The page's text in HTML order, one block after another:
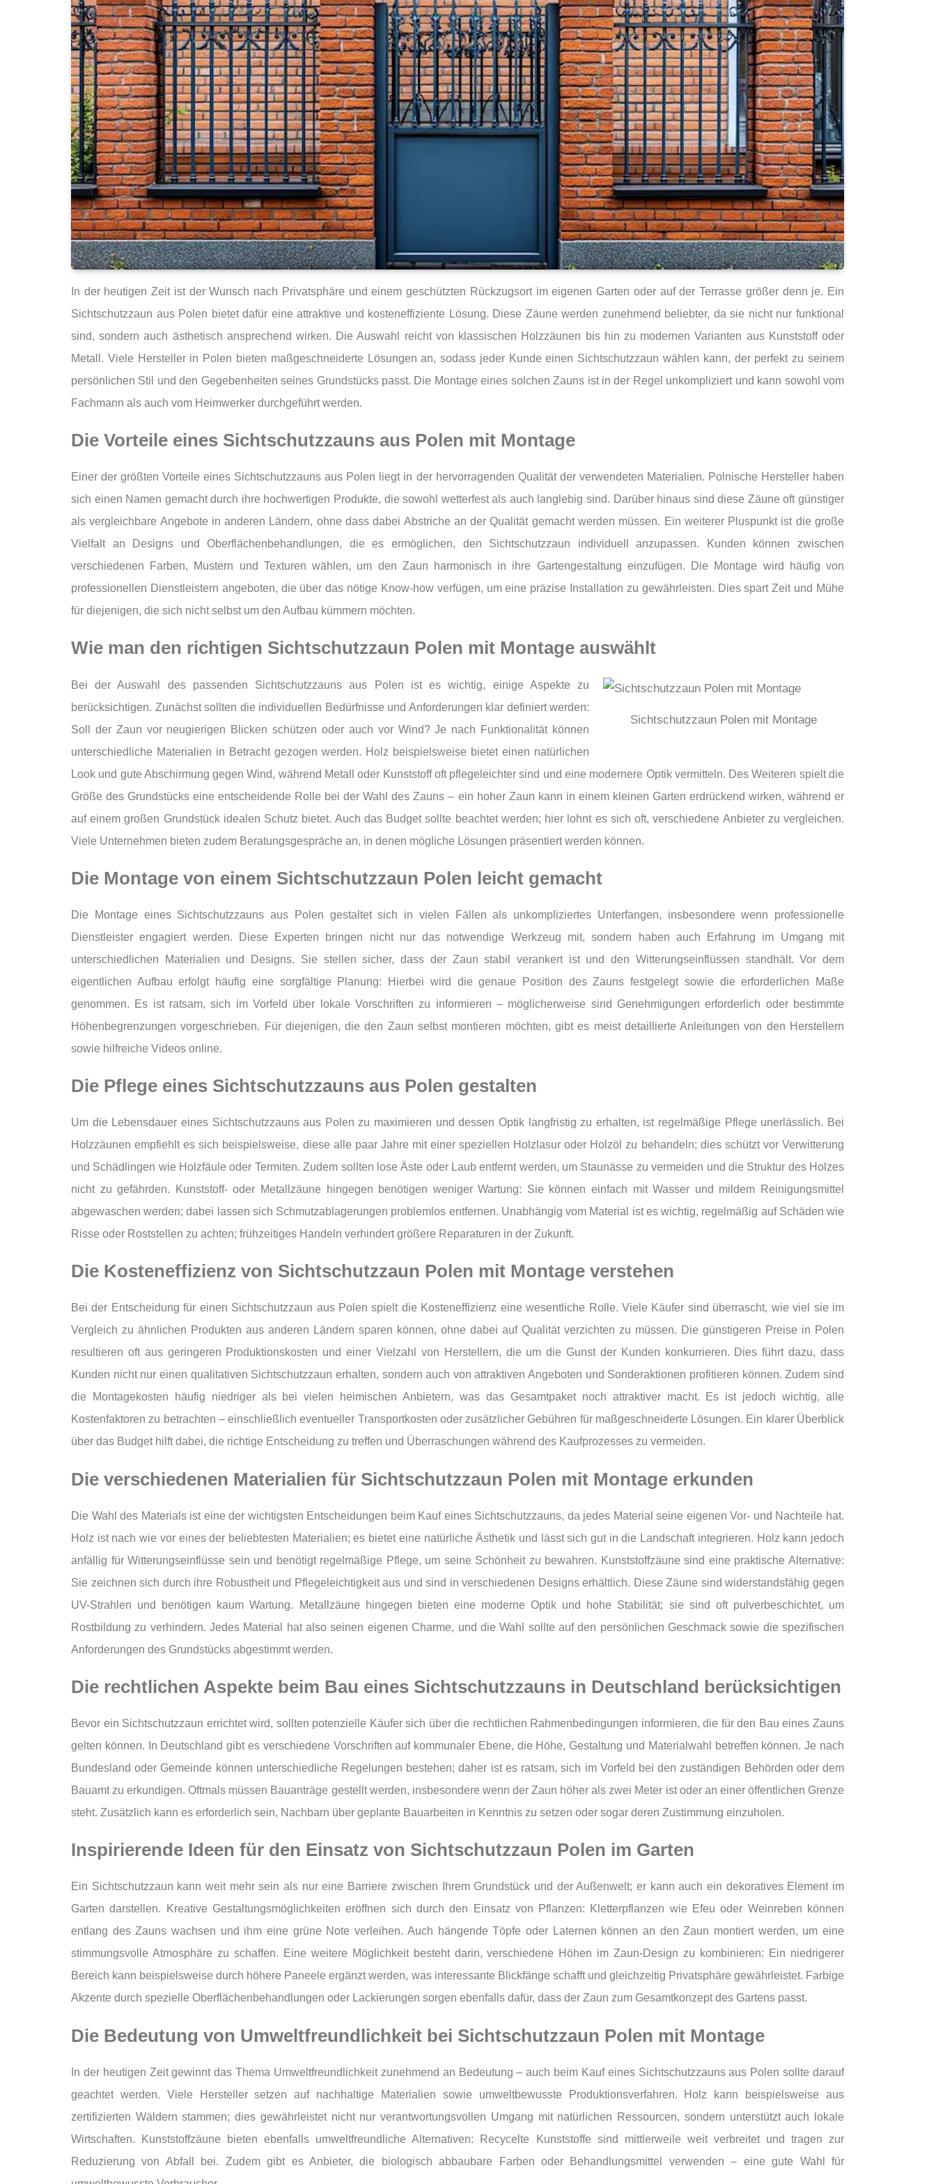
In der heutigen Zeit ist der Wunsch nach Privatsphäre und einem geschützten Rückzugsort im eigenen Garten oder auf der Terrasse größer denn je. Ein
Sichtschutzzaun aus Polen bietet dafür eine attraktive und kosteneffiziente Lösung. Diese Zäune werden zunehmend beliebter, da sie nicht nur funktional
sind, sondern auch ästhetisch ansprechend wirken. Die Auswahl reicht von klassischen Holzzäunen bis hin zu modernen Varianten aus Kunststoff oder
Metall. Viele Hersteller in Polen bieten maßgeschneiderte Lösungen an, sodass jeder Kunde einen Sichtschutzzaun wählen kann, der perfekt zu seinem
persönlichen Stil und den Gegebenheiten seines Grundstücks passt. Die Montage eines solchen Zauns ist in der Regel unkompliziert und kann sowohl vom
Fachmann als auch vom Heimwerker durchgeführt werden.
Die Vorteile eines Sichtschutzzauns aus Polen mit Montage
Einer der größten Vorteile eines Sichtschutzzauns aus Polen liegt in der hervorragenden Qualität der verwendeten Materialien. Polnische Hersteller haben
sich einen Namen gemacht durch ihre hochwertigen Produkte, die sowohl wetterfest als auch langlebig sind. Darüber hinaus sind diese Zäune oft günstiger
als vergleichbare Angebote in anderen Ländern, ohne dass dabei Abstriche an der Qualität gemacht werden müssen. Ein weiterer Pluspunkt ist die große
Vielfalt an Designs und Oberflächenbehandlungen, die es ermöglichen, den Sichtschutzzaun individuell anzupassen. Kunden können zwischen
verschiedenen Farben, Mustern und Texturen wählen, um den Zaun harmonisch in ihre Gartengestaltung einzufügen. Die Montage wird häufig von
professionellen Dienstleistern angeboten, die über das nötige Know-how verfügen, um eine präzise Installation zu gewährleisten. Dies spart Zeit und Mühe
für diejenigen, die sich nicht selbst um den Aufbau kümmern möchten.
Wie man den richtigen Sichtschutzzaun Polen mit Montage auswählt
Sichtschutzzaun Polen mit Montage
Bei der Auswahl des passenden Sichtschutzzauns aus Polen ist es wichtig, einige Aspekte zu
berücksichtigen. Zunächst sollten die individuellen Bedürfnisse und Anforderungen klar definiert werden:
Soll der Zaun vor neugierigen Blicken schützen oder auch vor Wind? Je nach Funktionalität können
unterschiedliche Materialien in Betracht gezogen werden. Holz beispielsweise bietet einen natürlichen
Look und gute Abschirmung gegen Wind, während Metall oder Kunststoff oft pflegeleichter sind und eine modernere Optik vermitteln. Des Weiteren spielt die
Größe des Grundstücks eine entscheidende Rolle bei der Wahl des Zauns – ein hoher Zaun kann in einem kleinen Garten erdrückend wirken, während er
auf einem großen Grundstück idealen Schutz bietet. Auch das Budget sollte beachtet werden; hier lohnt es sich oft, verschiedene Anbieter zu vergleichen.
Viele Unternehmen bieten zudem Beratungsgespräche an, in denen mögliche Lösungen präsentiert werden können.
Die Montage von einem Sichtschutzzaun Polen leicht gemacht
Die Montage eines Sichtschutzzauns aus Polen gestaltet sich in vielen Fällen als unkompliziertes Unterfangen, insbesondere wenn professionelle
Dienstleister engagiert werden. Diese Experten bringen nicht nur das notwendige Werkzeug mit, sondern haben auch Erfahrung im Umgang mit
unterschiedlichen Materialien und Designs. Sie stellen sicher, dass der Zaun stabil verankert ist und den Witterungseinflüssen standhält. Vor dem
eigentlichen Aufbau erfolgt häufig eine sorgfältige Planung: Hierbei wird die genaue Position des Zauns festgelegt sowie die erforderlichen Maße
genommen. Es ist ratsam, sich im Vorfeld über lokale Vorschriften zu informieren – möglicherweise sind Genehmigungen erforderlich oder bestimmte
Höhenbegrenzungen vorgeschrieben. Für diejenigen, die den Zaun selbst montieren möchten, gibt es meist detaillierte Anleitungen von den Herstellern
sowie hilfreiche Videos online.
Die Pflege eines Sichtschutzzauns aus Polen gestalten
Um die Lebensdauer eines Sichtschutzzauns aus Polen zu maximieren und dessen Optik langfristig zu erhalten, ist regelmäßige Pflege unerlässlich. Bei
Holzzäunen empfiehlt es sich beispielsweise, diese alle paar Jahre mit einer speziellen Holzlasur oder Holzöl zu behandeln; dies schützt vor Verwitterung
und Schädlingen wie Holzfäule oder Termiten. Zudem sollten lose Äste oder Laub entfernt werden, um Staunässe zu vermeiden und die Struktur des Holzes
nicht zu gefährden. Kunststoff- oder Metallzäune hingegen benötigen weniger Wartung: Sie können einfach mit Wasser und mildem Reinigungsmittel
abgewaschen werden; dabei lassen sich Schmutzablagerungen problemlos entfernen. Unabhängig vom Material ist es wichtig, regelmäßig auf Schäden wie
Risse oder Roststellen zu achten; frühzeitiges Handeln verhindert größere Reparaturen in der Zukunft.
Die Kosteneffizienz von Sichtschutzzaun Polen mit Montage verstehen
Bei der Entscheidung für einen Sichtschutzzaun aus Polen spielt die Kosteneffizienz eine wesentliche Rolle. Viele Käufer sind überrascht, wie viel sie im
Vergleich zu ähnlichen Produkten aus anderen Ländern sparen können, ohne dabei auf Qualität verzichten zu müssen. Die günstigeren Preise in Polen
resultieren oft aus geringeren Produktionskosten und einer Vielzahl von Herstellern, die um die Gunst der Kunden konkurrieren. Dies führt dazu, dass
Kunden nicht nur einen qualitativen Sichtschutzzaun erhalten, sondern auch von attraktiven Angeboten und Sonderaktionen profitieren können. Zudem sind
die Montagekosten häufig niedriger als bei vielen heimischen Anbietern, was das Gesamtpaket noch attraktiver macht. Es ist jedoch wichtig, alle
Kostenfaktoren zu betrachten – einschließlich eventueller Transportkosten oder zusätzlicher Gebühren für maßgeschneiderte Lösungen. Ein klarer Überblick
über das Budget hilft dabei, die richtige Entscheidung zu treffen und Überraschungen während des Kaufprozesses zu vermeiden.
Die verschiedenen Materialien für Sichtschutzzaun Polen mit Montage erkunden
Die Wahl des Materials ist eine der wichtigsten Entscheidungen beim Kauf eines Sichtschutzzauns, da jedes Material seine eigenen Vor- und Nachteile hat.
Holz ist nach wie vor eines der beliebtesten Materialien; es bietet eine natürliche Ästhetik und lässt sich gut in die Landschaft integrieren. Holz kann jedoch
anfällig für Witterungseinflüsse sein und benötigt regelmäßige Pflege, um seine Schönheit zu bewahren. Kunststoffzäune sind eine praktische Alternative:
Sie zeichnen sich durch ihre Robustheit und Pflegeleichtigkeit aus und sind in verschiedenen Designs erhältlich. Diese Zäune sind widerstandsfähig gegen
UV-Strahlen und benötigen kaum Wartung. Metallzäune hingegen bieten eine moderne Optik und hohe Stabilität; sie sind oft pulverbeschichtet, um
Rostbildung zu verhindern. Jedes Material hat also seinen eigenen Charme, und die Wahl sollte auf den persönlichen Geschmack sowie die spezifischen
Anforderungen des Grundstücks abgestimmt werden.
Die rechtlichen Aspekte beim Bau eines Sichtschutzzauns in Deutschland berücksichtigen
Bevor ein Sichtschutzzaun errichtet wird, sollten potenzielle Käufer sich über die rechtlichen Rahmenbedingungen informieren, die für den Bau eines Zauns
gelten können. In Deutschland gibt es verschiedene Vorschriften auf kommunaler Ebene, die Höhe, Gestaltung und Materialwahl betreffen können. Je nach
Bundesland oder Gemeinde können unterschiedliche Regelungen bestehen; daher ist es ratsam, sich im Vorfeld bei den zuständigen Behörden oder dem
Bauamt zu erkundigen. Oftmals müssen Bauanträge gestellt werden, insbesondere wenn der Zaun höher als zwei Meter ist oder an einer öffentlichen Grenze
steht. Zusätzlich kann es erforderlich sein, Nachbarn über geplante Bauarbeiten in Kenntnis zu setzen oder sogar deren Zustimmung einzuholen.
Inspirierende Ideen für den Einsatz von Sichtschutzzaun Polen im Garten
Ein Sichtschutzzaun kann weit mehr sein als nur eine Barriere zwischen Ihrem Grundstück und der Außenwelt; er kann auch ein dekoratives Element im
Garten darstellen. Kreative Gestaltungsmöglichkeiten eröffnen sich durch den Einsatz von Pflanzen: Kletterpflanzen wie Efeu oder Weinreben können
entlang des Zauns wachsen und ihm eine grüne Note verleihen. Auch hängende Töpfe oder Laternen können an den Zaun montiert werden, um eine
stimmungsvolle Atmosphäre zu schaffen. Eine weitere Möglichkeit besteht darin, verschiedene Höhen im Zaun-Design zu kombinieren: Ein niedrigerer
Bereich kann beispielsweise durch höhere Paneele ergänzt werden, was interessante Blickfänge schafft und gleichzeitig Privatsphäre gewährleistet. Farbige
Akzente durch spezielle Oberflächenbehandlungen oder Lackierungen sorgen ebenfalls dafür, dass der Zaun zum Gesamtkonzept des Gartens passt.
Die Bedeutung von Umweltfreundlichkeit bei Sichtschutzzaun Polen mit Montage
In der heutigen Zeit gewinnt das Thema Umweltfreundlichkeit zunehmend an Bedeutung – auch beim Kauf eines Sichtschutzzauns aus Polen sollte darauf
geachtet werden. Viele Hersteller setzen auf nachhaltige Materialien sowie umweltbewusste Produktionsverfahren. Holz kann beispielsweise aus
zertifizierten Wäldern stammen; dies gewährleistet nicht nur verantwortungsvollen Umgang mit natürlichen Ressourcen, sondern unterstützt auch lokale
Wirtschaften. Kunststoffzäune bieten ebenfalls umweltfreundliche Alternativen: Recycelte Kunststoffe sind mittlerweile weit verbreitet und tragen zur
Reduzierung von Abfall bei. Zudem gibt es Anbieter, die biologisch abbaubare Farben oder Behandlungsmittel verwenden – eine gute Wahl für